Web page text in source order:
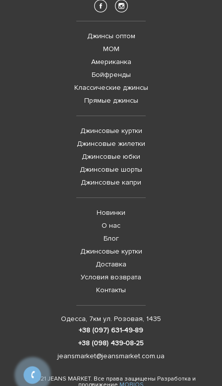
Джинсы оптом
MOM
Американка
Бойфренды
Классические джинсы
Прямые джинсы
Джинсовые куртки
Джинсовые жилетки
Джинсовые юбки
Джинсовые шорты
Джинсовые капри
Новинки
О нас
Блог
Джинсовые куртки
Доставка
Условия возврата
Контакты
Одесса, 7км ул. Розовая, 1435
+38 (097) 631-49-89
+38 (098) 439-08-25
jeansmarket@jeansmarket.com.ua
© 2021 JEANS MARKET. Все права защищены Разработка и